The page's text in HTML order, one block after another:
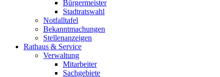
Bürgermeister
Stadtratswahl
Notfalltafel
Bekanntmachungen
Stellenanzeigen
Rathaus & Service
Verwaltung
Mitarbeiter
Sachgebiete